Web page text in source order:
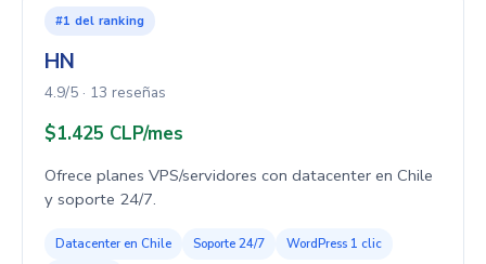
#1 del ranking
HN
4.9/5 · 13 reseñas
$1.425 CLP/mes
Ofrece planes VPS/servidores con datacenter en Chile
y soporte 24/7.
Datacenter en Chile Soporte 24/7
WordPress 1 clic